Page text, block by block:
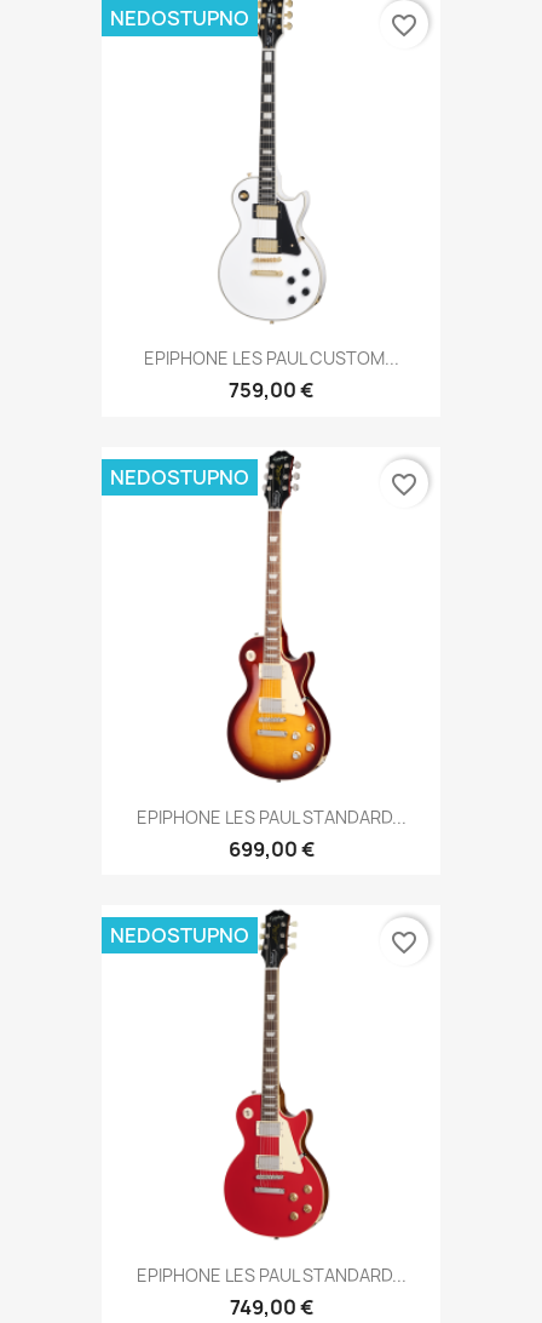
EPIPHONE LES PAUL CUSTOM...
759,00 €
NEDOSTUPNO favorite_border
EPIPHONE LES PAUL STANDARD...
699,00 €
NEDOSTUPNO favorite_border
EPIPHONE LES PAUL STANDARD...
749,00 €
NEDOSTUPNO favorite_border